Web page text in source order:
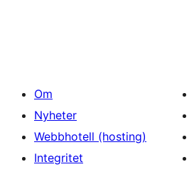
Om
Nyheter
Webbhotell (hosting)
Integritet